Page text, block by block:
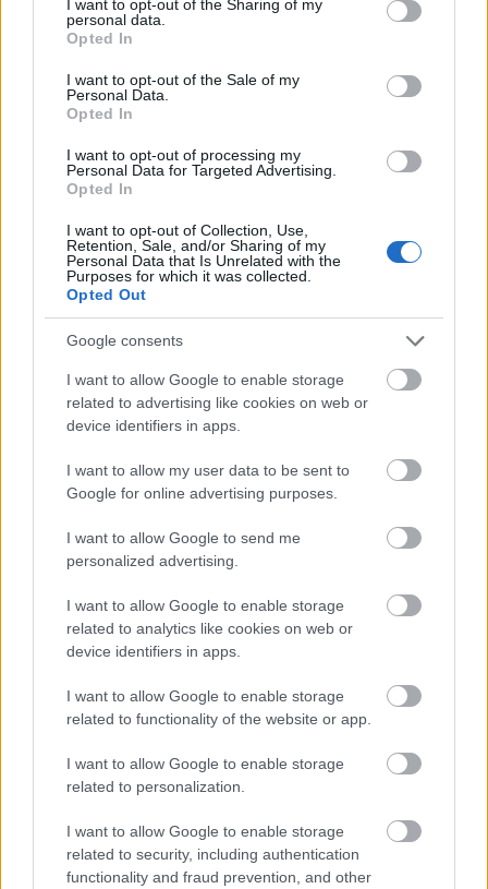
not limited to your visit or usage behaviour. You may click to
grant or deny consent to Google and its third-party tags to
use your data for below specified purposes in below Google
consent section.
I want to opt-out of the Sharing of my
personal data.
Opted In
I want to opt-out of the Sale of my
Personal Data.
Opted In
I want to opt-out of processing my
Personal Data for Targeted Advertising.
Opted In
I want to opt-out of Collection, Use,
Retention, Sale, and/or Sharing of my
Personal Data that Is Unrelated with the
Purposes for which it was collected.
Opted Out
Google consents
I want to allow Google to enable storage
related to advertising like cookies on web or
device identifiers in apps.
I want to allow my user data to be sent to
Google for online advertising purposes.
I want to allow Google to send me
personalized advertising.
I want to allow Google to enable storage
related to analytics like cookies on web or
device identifiers in apps.
I want to allow Google to enable storage
related to functionality of the website or app.
I want to allow Google to enable storage
related to personalization.
I want to allow Google to enable storage
related to security, including authentication
functionality and fraud prevention, and other
δεκάδες προηγούμενους στον ανατολικό Ειρηνικό
ωκεανό και στην Καραϊβική, ο απολογισμός της
τους τουλάχιστον 192 νεκρούς.
Η SOUTHCOM σημείωσε πως η αμερικανική
ακτοφυλακή ειδοποιήθηκε για να «ενεργοποιήσει
διευκρινίσει την τύχη του επιζήσαντα.
Η κυβέρνηση του προέδρου των ΗΠΑ Τραμπ
ουδέποτε παρουσίασε αποδείξεις ότι τα δεκάδες
σκάφη που μπήκαν στο στόχαστρο
βομβαρδισμών ενέχονταν πράγματι σε
οποιαδήποτε παράνομη δραστηριότητα.